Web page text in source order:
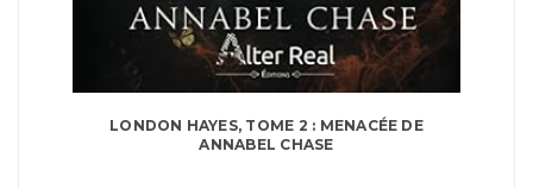
LONDON HAYES, TOME 2 : MENACÉE DE
ANNABEL CHASE